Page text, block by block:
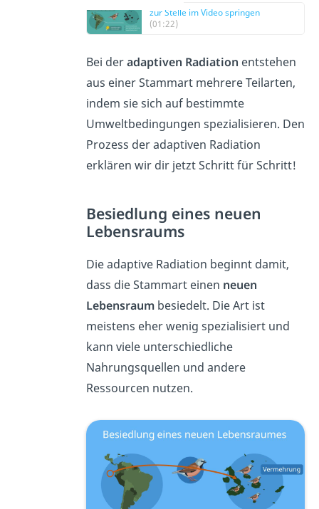
zur Stelle im Video springen
(01:22)
Bei deradaptiven Radiation entstehen
aus einer Stammart mehrere Teilarten,
indem sie sich auf bestimmte
Umweltbedingungen spezialisieren. Den
Prozess der adaptiven Radiation
erklären wir dir jetzt Schritt für Schritt!
Besiedlung eines neuen
Lebensraums
Die adaptive Radiation beginnt damit,
dass die Stammart einen neuen
Lebensraum besiedelt. Die Art ist
meistens eher wenig spezialisiert und
kann viele unterschiedliche
Nahrungsquellen und andere
Ressourcen nutzen.